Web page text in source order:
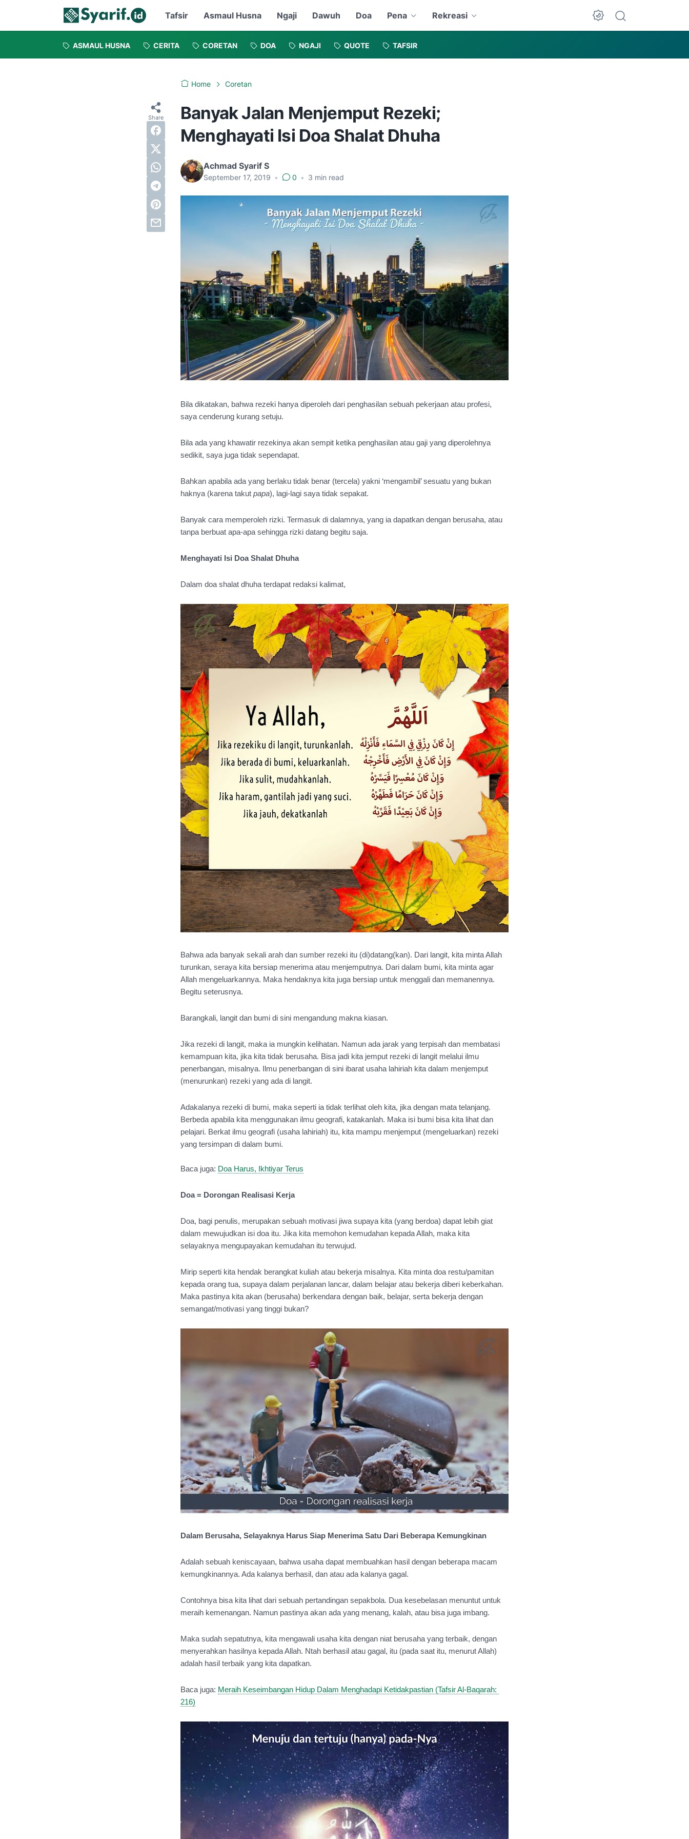
Tafsir Asmaul Husna Ngaji Dawuh Doa Pena Rekreasi
Dark Mode
ASMAUL HUSNA CERITA CORETAN DOA NGAJI QUOTE TAFSIR
Home Coretan
Banyak Jalan Menjemput Rezeki;
Menghayati Isi Doa Shalat Dhuha
Achmad Syarif S
September 17, 2019 • 0 • 3 min read
Bila dikatakan, bahwa rezeki hanya diperoleh dari penghasilan sebuah pekerjaan atau profesi,
saya cenderung kurang setuju.
Bila ada yang khawatir rezekinya akan sempit ketika penghasilan atau gaji yang diperolehnya
sedikit, saya juga tidak sependapat.
Bahkan apabila ada yang berlaku tidak benar (tercela) yakni ‘mengambil’ sesuatu yang bukan
haknya (karena takut papa), lagi-lagi saya tidak sepakat.
Banyak cara memperoleh rizki. Termasuk di dalamnya, yang ia dapatkan dengan berusaha, atau
tanpa berbuat apa-apa sehingga rizki datang begitu saja.
Menghayati Isi Doa Shalat Dhuha
Dalam doa shalat dhuha terdapat redaksi kalimat,
Bahwa ada banyak sekali arah dan sumber rezeki itu (di)datang(kan). Dari langit, kita minta Allah
turunkan, seraya kita bersiap menerima atau menjemputnya. Dari dalam bumi, kita minta agar
Allah mengeluarkannya. Maka hendaknya kita juga bersiap untuk menggali dan memanennya.
Begitu seterusnya.
Barangkali, langit dan bumi di sini mengandung makna kiasan.
Jika rezeki di langit, maka ia mungkin kelihatan. Namun ada jarak yang terpisah dan membatasi
kemampuan kita, jika kita tidak berusaha. Bisa jadi kita jemput rezeki di langit melalui ilmu
penerbangan, misalnya. Ilmu penerbangan di sini ibarat usaha lahiriah kita dalam menjemput
(menurunkan) rezeki yang ada di langit.
Adakalanya rezeki di bumi, maka seperti ia tidak terlihat oleh kita, jika dengan mata telanjang.
Berbeda apabila kita menggunakan ilmu geografi, katakanlah. Maka isi bumi bisa kita lihat dan
pelajari. Berkat ilmu geografi (usaha lahiriah) itu, kita mampu menjemput (mengeluarkan) rezeki
yang tersimpan di dalam bumi.
Baca juga: Doa Harus, Ikhtiyar Terus
Doa = Dorongan Realisasi Kerja
Doa, bagi penulis, merupakan sebuah motivasi jiwa supaya kita (yang berdoa) dapat lebih giat
dalam mewujudkan isi doa itu. Jika kita memohon kemudahan kepada Allah, maka kita
selayaknya mengupayakan kemudahan itu terwujud.
Mirip seperti kita hendak berangkat kuliah atau bekerja misalnya. Kita minta doa restu/pamitan
kepada orang tua, supaya dalam perjalanan lancar, dalam belajar atau bekerja diberi keberkahan.
Maka pastinya kita akan (berusaha) berkendara dengan baik, belajar, serta bekerja dengan
semangat/motivasi yang tinggi bukan?
Dalam Berusaha, Selayaknya Harus Siap Menerima Satu Dari Beberapa Kemungkinan
Adalah sebuah keniscayaan, bahwa usaha dapat membuahkan hasil dengan beberapa macam
kemungkinannya. Ada kalanya berhasil, dan atau ada kalanya gagal.
Contohnya bisa kita lihat dari sebuah pertandingan sepakbola. Dua kesebelasan menuntut untuk
meraih kemenangan. Namun pastinya akan ada yang menang, kalah, atau bisa juga imbang.
Maka sudah sepatutnya, kita mengawali usaha kita dengan niat berusaha yang terbaik, dengan
menyerahkan hasilnya kepada Allah. Ntah berhasil atau gagal, itu (pada saat itu, menurut Allah)
adalah hasil terbaik yang kita dapatkan.
Baca juga: Meraih Keseimbangan Hidup Dalam Menghadapi Ketidakpastian (Tafsir Al-Baqarah:
216)